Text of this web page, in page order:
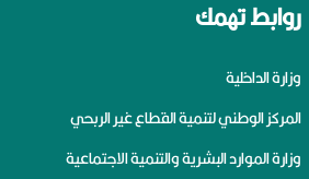
روابط تهمك
وزارة الداخلية
المركز الوطني لتنمية القطاع غير الربحي
وزارة الموارد البشرية والتنمية الاجتماعية